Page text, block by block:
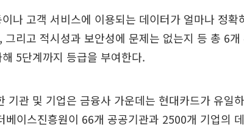
나 고객 서비스에 이용되는 데이터가 얼마나 정확
그리고 적시성과 보안성에 문제는 없는지 등 총 6
5단계까지 등급을 부여한다.
기관 및 기업은 금융사 가운데는 현대카드가 유일
베이스진흥원이 66개 공공기관과 2500개 기업의